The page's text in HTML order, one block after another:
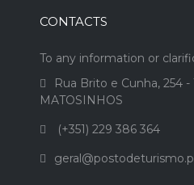
CONTACTS
To any information or
Rua Brito e Cunha, 254 -
MATOSINHOS
(+351) 229 386 364